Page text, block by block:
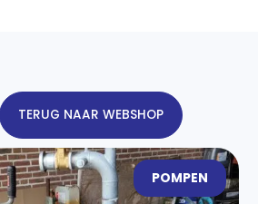
TERUG NAAR WEBSHOP
POMPEN